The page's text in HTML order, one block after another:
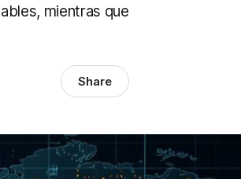
mientras que
Share